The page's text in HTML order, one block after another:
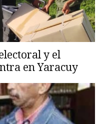
y el
en Yaracuy